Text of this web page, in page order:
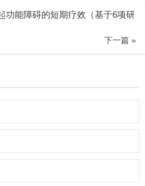
功能障碍的短期疗效（基于6项研
下一篇 »